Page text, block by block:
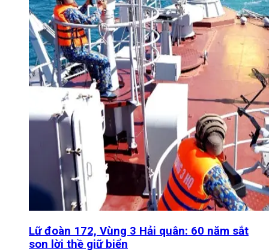
Lữ đoàn 172, Vùng 3 Hải quân: 60 năm sắt
son lời thề giữ biển